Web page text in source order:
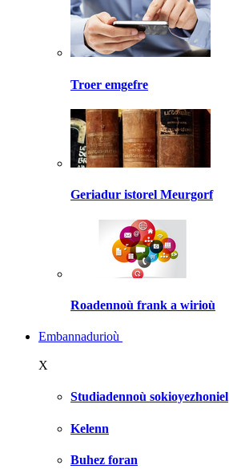
Troer emgefre
Geriadur istorel Meurgorf
Roadennoù frank a wirioù
Embannadurioù
X
Studiadennoù sokioyezhoniel
Kelenn
Buhez foran